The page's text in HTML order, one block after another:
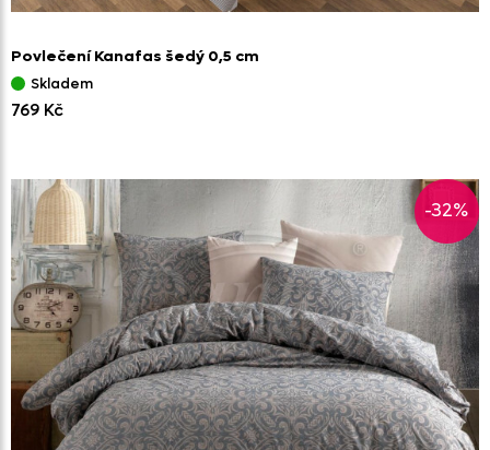
Povlečení Kanafas šedý 0,5 cm
Skladem
769 Kč
-32%